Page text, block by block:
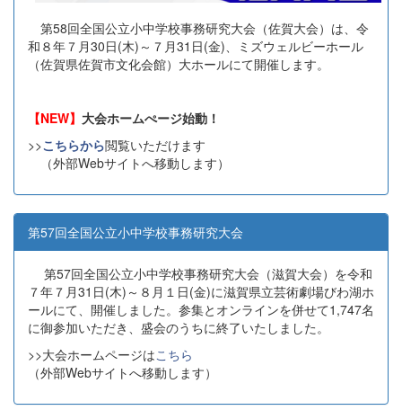
第58回全国公立小中学校事務研究大会（佐賀大会）は、令
和８年７月30日(木)～７月31日(金)、ミズウェルビーホール
（佐賀県佐賀市文化会館）大ホールにて開催します。
【NEW】 大会ホームぺージ始動！
>>こちらから閲覧いただけます
（外部Webサイトへ移動します）
第57回全国公立小中学校事務研究大会
第57回全国公立小中学校事務研究大会（滋賀大会）を令和
７年７月31日(木)～８月１日(金)に滋賀県立芸術劇場びわ湖ホ
ールにて、開催しました。参集とオンラインを併せて1,747名
に御参加いただき、盛会のうちに終了いたしました。
>>大会ホームページはこちら
（外部Webサイトへ移動します）